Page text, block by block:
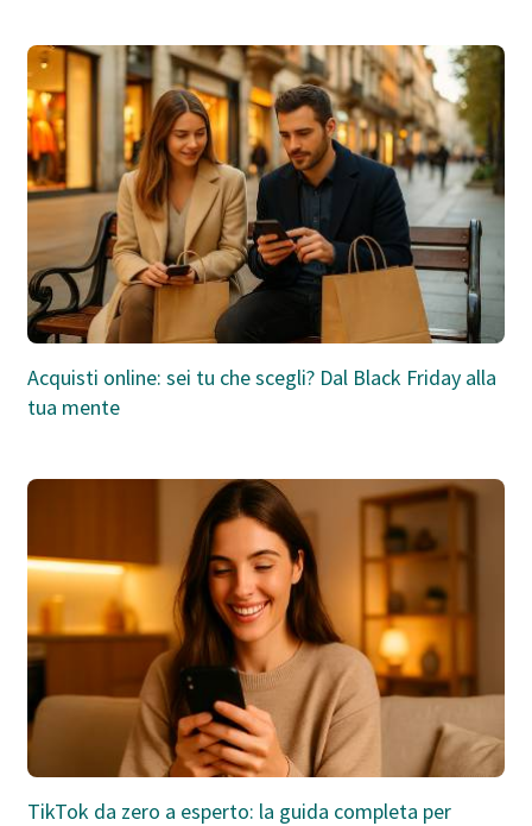
Acquisti online: sei tu che scegli? Dal Black Friday alla
tua mente
TikTok da zero a esperto: la guida completa per